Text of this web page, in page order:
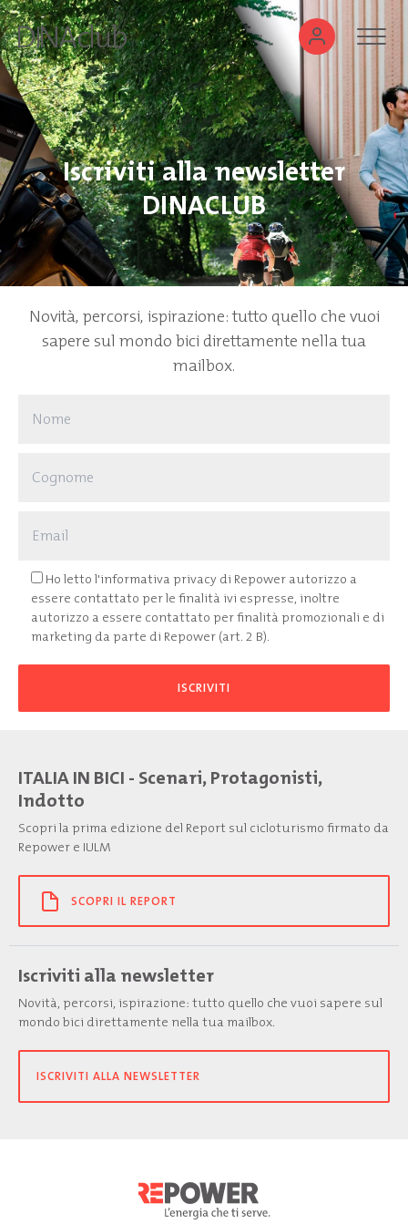
Iscriviti alla newsletter
DINACLUB
Novità, percorsi, ispirazione: tutto quello che vuoi
sapere sul mondo bici direttamente nella tua
mailbox.
Ho letto l'informativa privacy di Repower autorizzo a
essere contattato per le finalità ivi espresse, inoltre
autorizzo a essere contattato per finalità promozionali e di
marketing da parte di Repower (art. 2 B).
ITALIA IN BICI - Scenari, Protagonisti,
Indotto
Scopri la prima edizione del Report sul cicloturismo firmato da
Repower e IULM
SCOPRI IL REPORT
Iscriviti alla newsletter
Novità, percorsi, ispirazione: tutto quello che vuoi sapere sul
mondo bici direttamente nella tua mailbox.
ISCRIVITI ALLA NEWSLETTER